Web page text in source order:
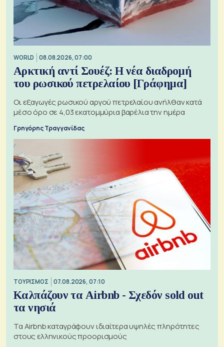
WORLD 08.08.2026, 07:00
Αρκτική αντί Σουέζ: Η νέα διαδρομή
του ρωσικού πετρελαίου [Γράφημα]
Οι εξαγωγές ρωσικού αργού πετρελαίου ανήλθαν κατά
μέσο όρο σε 4,03 εκατομμύρια βαρέλια την ημέρα
Γρηγόρης Τραγγανίδας
ΤΟΥΡΙΣΜΟΣ 07.08.2026, 07:10
Καλπάζουν τα Airbnb - Σχεδόν sold out
τα νησιά
Τα Airbnb καταγράφουν ιδιαίτερα υψηλές πληρότητες
στους ελληνικούς προορισμούς